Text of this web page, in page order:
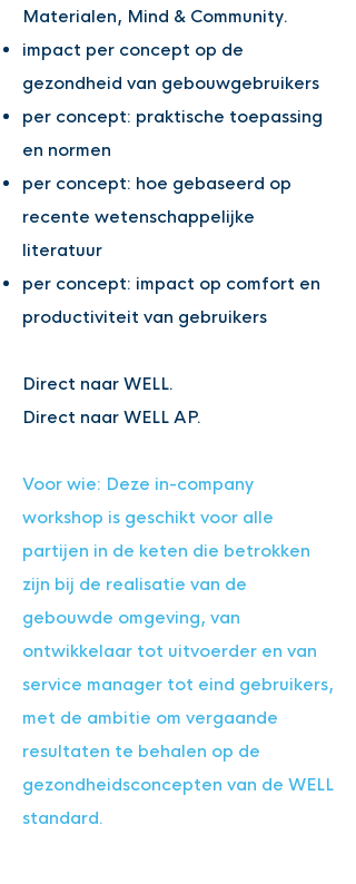
Materialen, Mind & Community.
impact per concept op de
gezondheid van gebouwgebruikers
per concept: praktische toepassing
en normen
per concept: hoe gebaseerd op
recente wetenschappelijke
literatuur
per concept: impact op comfort en
productiviteit van gebruikers
Direct naar WELL.
Direct naar WELL AP.
Voor wie: Deze in-company
workshop is geschikt voor alle
partijen in de keten die betrokken
zijn bij de realisatie van de
gebouwde omgeving, van
ontwikkelaar tot uitvoerder en van
service manager tot eind gebruikers,
met de ambitie om vergaande
resultaten te behalen op de
gezondheidsconcepten van de WELL
standard.